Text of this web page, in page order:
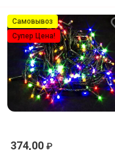
Самовывоз
Супер Цена!
374,00 ₽